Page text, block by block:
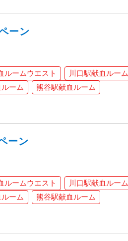
ーン
ルームウエスト
川口駅献血ルーム
ーム
熊谷駅献血ルーム
ーン
ルームウエスト
川口駅献血ルーム
ーム
熊谷駅献血ルーム